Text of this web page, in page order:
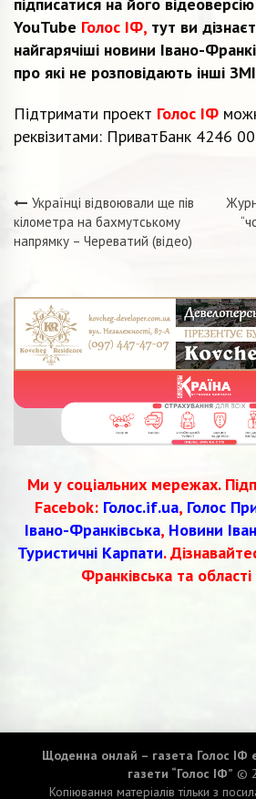
YouTube Голос ІФ, тут ви
найгарячіші новини Івано-
про які не розповідають інші
Підтримати проект Голос ІФ
реквізитами: ПриватБанк 4246
Навігація
Українці відвоювали ще пів
кілометра на бахмутському
напрямку – Череватий (відео)
Ми у соціальних мережах.
Facebok: Голос.if.ua, Голос
Івано-Франківська, Новини
Туристичні Карпати.
Франківська та
Щоденна онлай – газета Голос ІФ
газети “Голос ІФ” ©
Копіювання матеріалів тільки з